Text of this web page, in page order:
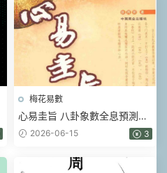
梅花易數
心易圭旨 八卦象數全息預測
學.pdf 261頁
2026-06-15 3